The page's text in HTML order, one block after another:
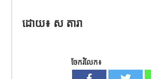
ដោយ​៖​ ស​ តារា​
ចែករំលែក៖